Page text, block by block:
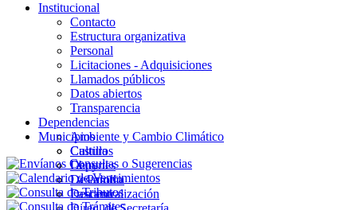
Institucional
Contacto
Estructura organizativa
Personal
Licitaciones - Adquisiciones
Llamados públicos
Datos abiertos
Transparencia
Dependencias
Ambiente y Cambio Climático
Cultura
Deportes
Desarrollo
Descentralización
Municipios
Castillos
Chuy
La Paloma
Lascano